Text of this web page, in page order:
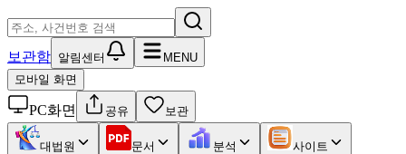
보관함 알림센터
MENU
모바일 화면
PC화면 공유 보관
대법원 문서 분석 사이트